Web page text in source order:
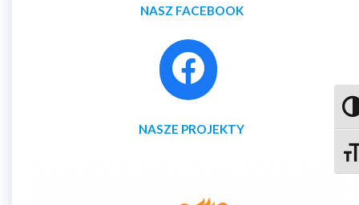
NASZ FACEBOOK
NASZE PROJEKTY